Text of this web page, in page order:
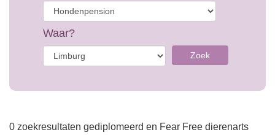
Waar?
Zoek
0 zoekresultaten gediplomeerd en Fear Free dierenarts